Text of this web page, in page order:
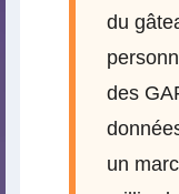
du
des
un